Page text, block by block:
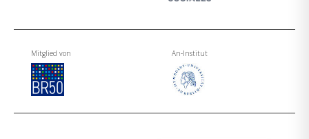
Mitglied von An-Institut